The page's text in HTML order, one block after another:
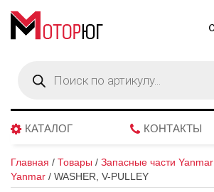
товаров
КАТАЛОГ КОНТАКТЫ
Главная / Товары / Запасные части Yanmar
Yanmar / WASHER, V-PULLEY